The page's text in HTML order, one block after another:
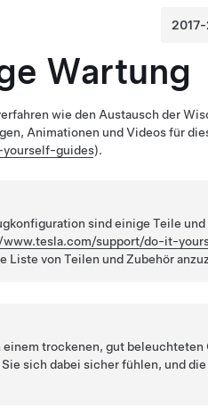
Wartung
wie den Austausch der
Animationen und Videos für
guides).
sind einige Teile
support/do-it-
Liste von Teilen und Zubehör
trockenen, gut
sich dabei sicher fühlen, und